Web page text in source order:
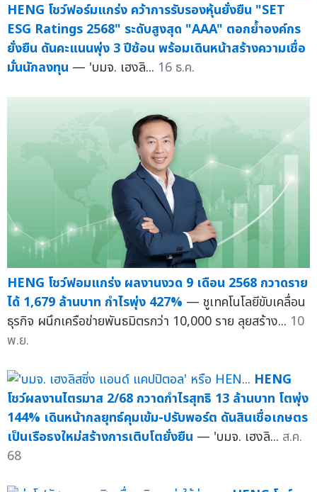
HENG โชว์ฟอร์มแกร่ง คว้าการรับรองหุ้นยั่งยืน "SET
ESG Ratings 2568" ระดับสูงสุด "AAA" ตอกย้ำองค์กร
ยั่งยืน ดันคะแนนพุ่ง 3 ปีซ้อน พร้อมเดินหน้าสร้างความเชื่อ
มั่นนักลงทุน — 'บมจ. เฮงลิ... 16 ธ.ค.
HENG โชว์ฟอมแกร่ง ผลงานงวด 9 เดือน 2568 กวาดราย
ได้ 1,679 ล้านบาท กำไรพุ่ง 427% — ชูเทคโนโลยีขับเคลื่อน
ธุรกิจ ผนึกเครือข่ายพันธมิตรกว่า 10,000 ราย ลุยสร้าง... 10
พ.ย.
HENG
โชว์ผลงานไตรมาส 2/68 กวาดกำไรสุทธิ 13 ล้านบาท โตพุ่ง
144% เดินหน้ากลยุทธ์คุมเข้ม-ปรับพอร์ต ดันสินเชื่อเกษตร
เป็นเรือธงใหม่สร้างการเติบโตยั่งยืน — 'บมจ. เฮงลิ... ส.ค.
68